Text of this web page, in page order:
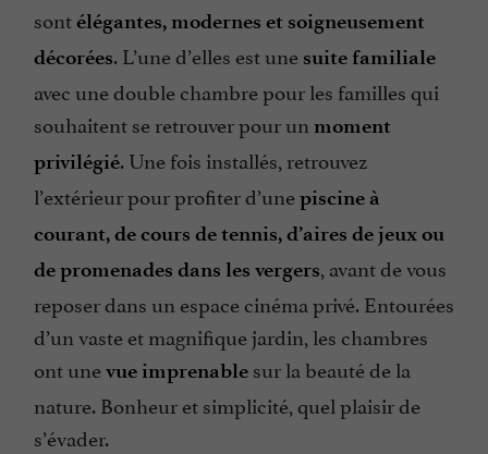
sontélégantes, modernes et soigneusement
décorées. L’une d’elles est une suite familiale
avec une double chambre pour les familles qui
souhaitent se retrouver pour un moment
privilégié. Une fois installés, retrouvez
l’extérieur pour profiter d’unepiscine à
courant, de cours de tennis, d’aires de jeux ou
de promenades dans les vergers, avant de vous
reposer dans un espace cinéma privé. Entourées
d’un vaste et magnifique jardin, les chambres
ont unevue imprenable sur la beauté de la
nature. Bonheur et simplicité, quel plaisir de
s’évader.